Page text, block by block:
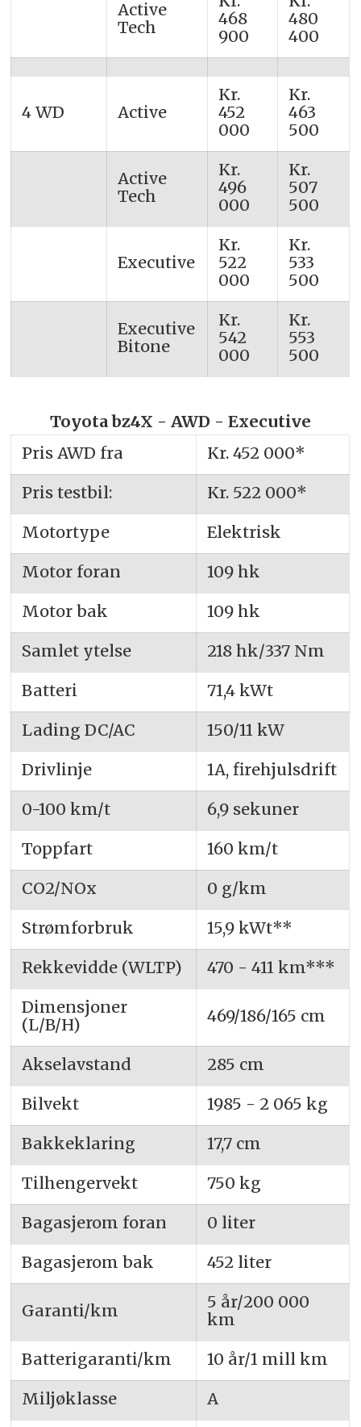
Active
Tech
468
900
480
400
4 WD Active
Kr.
452
000
Kr.
463
500
Active
Tech
Kr.
496
000
Kr.
507
500
Executive
Kr.
522
000
Kr.
533
500
Executive
Bitone
Kr.
542
000
Kr.
553
500
Toyota bz4X - AWD - Executive
Pris AWD fra
Kr. 452 000*
Pris testbil:
Kr. 522 000*
Motortype
Elektrisk
Motor foran
109 hk
Motor bak
109 hk
Samlet ytelse
218 hk/337 Nm
Batteri
71,4 kWt
Lading DC/AC
150/11 kW
Drivlinje
1A, firehjulsdrift
0-100 km/t
6,9 sekuner
Toppfart
160 km/t
CO2/NOx
0 g/km
Strømforbruk
15,9 kWt**
Rekkevidde (WLTP)
470 - 411 km***
Dimensjoner
(L/B/H)
469/186/165 cm
Akselavstand
285 cm
Bilvekt
1985 - 2 065 kg
Bakkeklaring
17,7 cm
Tilhengervekt
750 kg
Bagasjerom foran
0 liter
Bagasjerom bak
452 liter
Garanti/km
5 år/200 000
km
Batterigaranti/km
10 år/1 mill km
Miljøklasse
A